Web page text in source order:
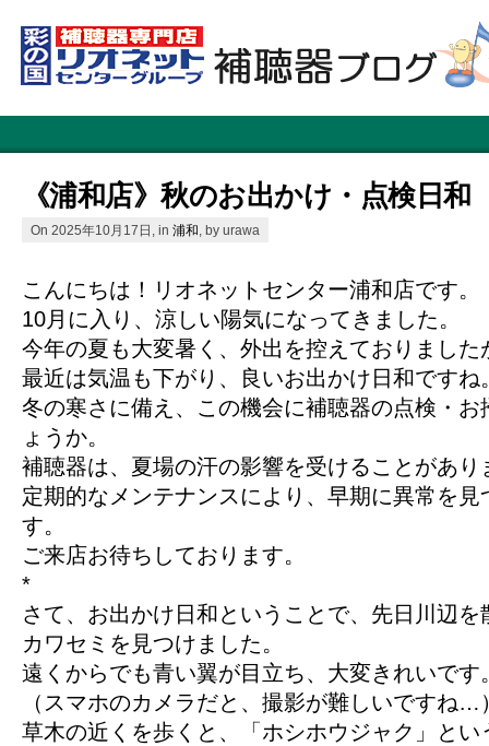
《浦和店》秋のお出かけ・点検日和
On 2025年10月17日, in 浦和 , by urawa
こんにちは！リオネットセンター浦和店です。
10月に入り、涼しい陽気になってきました。
今年の夏も大変暑く、外出を控えておりました
最近は気温も下がり、良いお出かけ日和ですね
冬の寒さに備え、この機会に補聴器の点検・
ょうか。
補聴器は、夏場の汗の影響を受けることがあり
定期的なメンテナンスにより、早期に異常を
す。
ご来店お待ちしております。
*
さて、お出かけ日和ということで、先日川辺を
カワセミを見つけました。
遠くからでも青い翼が目立ち、大変きれいです
（スマホのカメラだと、撮影が難しいですね…
草木の近くを歩くと、「ホシホウジャク」と